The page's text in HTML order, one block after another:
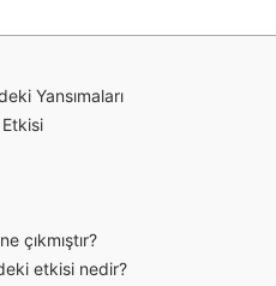
Yansımaları
çıkmıştır?
etkisi nedir?